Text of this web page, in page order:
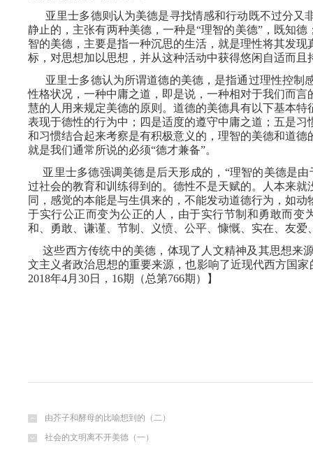
亚里士多德则认为美德是寻找情感和行动既不过分
静止的，主张有两种美德，一种是“理智的美德”，既知
智的美德，主要是指一种沉思的生活，就是理性将其发
标，对思想加以思想，并从这种活动中获得悠闲自适而
亚里士多德认为所谓道德的美德，是指通过理性控
性格状况，一种中庸之道，即是说，一种相对于我们而
慧的人用来规定美德的原则。道德的美德具有以下基本
表现于德性的行为中；四是适度的遵守中庸之道；五是
和习惯结合起来考察是有积极意义的，理智的美德和道
就是我们通常所说的必须“德才兼备”。
亚里士多德强调美德是后天形成的， “理智的美德是
过社会的教育和训练得到的。德性不是天赋的。人本来
同，感觉的本能是与生俱来的，不能发动道德行为，如
于实行公正而变为公正的人，由于实行节制和勇敢而变
和、勇敢、谦谨、节制、义愤、公平、慷慨、实在、友
这些西方传统中的美德，体现了人文精神及其思想来
文主义者政治思想的重要来源，也影响了近现代西方国
2018年4月30日，16期（总第766期）】
由芥子和酵母的比喻想到的（二）
社会的文明离不开美德（一）